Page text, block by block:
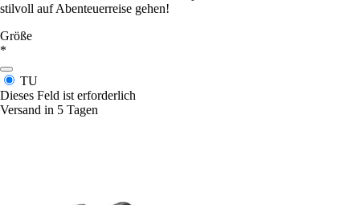
stilvoll auf Abenteuerreise gehen!
Größe
*
TU
Dieses Feld ist erforderlich
Versand in 5 Tagen